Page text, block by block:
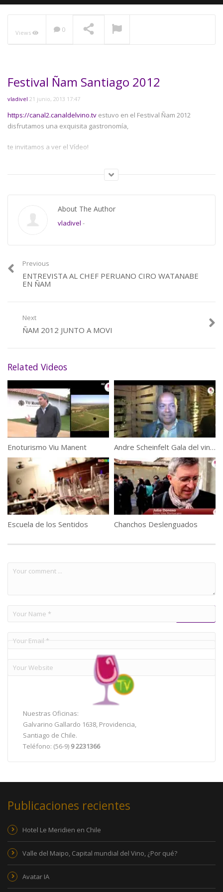
Views 0
Festival Ñam Santiago 2012
vladivel 21 junio, 2013 17:47
https://canal2.canaldelvino.tv estuvo en el Festival Ñam 2012
disfrutamos una exquisita gastronomía,
te invitamos a ver el Vídeo!
Vino y Comida
About The Author
vladivel -
Previous
ENTREVISTA AL CHEF PERUANO CIRO WATANABE
EN ÑAM
Next
ÑAM 2012 JUNTO A MOVI
Related Videos
Enoturismo Viu Manent Andre Scheinfelt Gala del vino 2012
Escuela de los Sentidos Chanchos Deslenguados
Nuestras Oficinas:
Galvarino Gallardo 1638, Providencia,
Santiago de Chile.
Teléfono: (56-9) 9 2231366
Publicaciones recientes
Hotel Le Meridien en Chile
Valle del Maipo, Capital mundial del Vino, ¿Por qué?
Avatar IA